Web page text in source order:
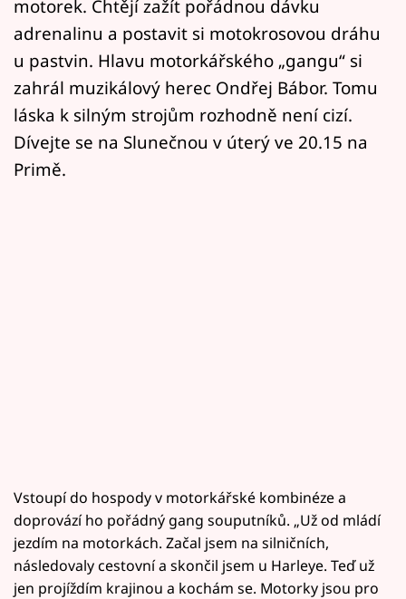
Přihlášení
Sledujte nás
motorek. Chtějí zažít pořádnou dávku
adrenalinu a postavit si motokrosovou dráhu
u pastvin. Hlavu motorkářského „gangu“ si
zahrál muzikálový herec Ondřej Bábor. Tomu
láska k silným strojům rozhodně není cizí.
Dívejte se na Slunečnou v úterý ve 20.15 na
Primě.
Vstoupí do hospody v motorkářské kombinéze a
doprovází ho pořádný gang souputníků. „Už od mládí
jezdím na motorkách. Začal jsem na silničních,
následovaly cestovní a skončil jsem u Harleye. Teď už
jen projíždím krajinou a kochám se. Motorky jsou pro